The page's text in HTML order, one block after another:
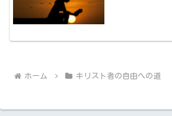
ホーム キリスト者の自由への道